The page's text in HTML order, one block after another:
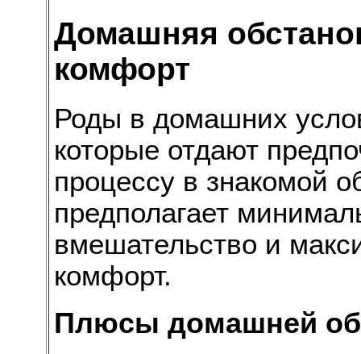
Домашняя
комфорт
Роды в домашних
которые отдают
процессу в знакомой
предполагает
вмешательство и
комфорт.
Плюсы домашней